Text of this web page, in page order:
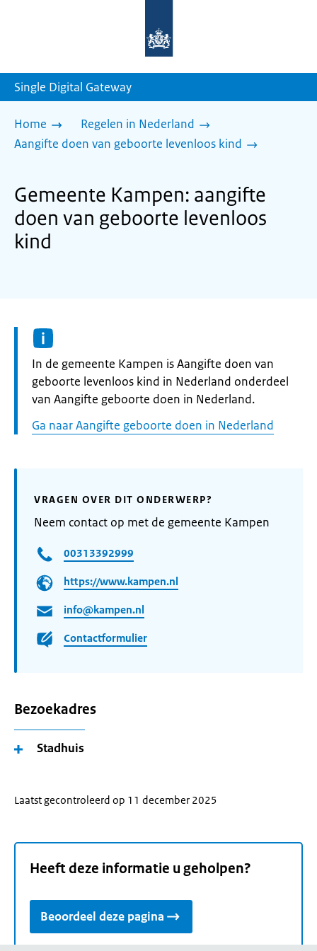
homepage
Single Digital Gateway
Home
Regelen in Nederland
Aangifte doen van geboorte levenloos kind
Gemeente Kampen: aangifte
doen van geboorte levenloos
kind
Informatie:
In de gemeente Kampen is Aangifte doen van
geboorte levenloos kind in Nederland onderdeel
van Aangifte geboorte doen in Nederland.
Ga naar Aangifte geboorte doen in Nederland
VRAGEN OVER DIT ONDERWERP?
Neem contact op met de gemeente Kampen
00313392999
https://www.kampen.nl
info@kampen.nl
Contactformulier
Bezoekadres
Stadhuis
Laatst gecontroleerd op 11 december 2025
Heeft deze informatie u geholpen?
Beoordeel deze pagina